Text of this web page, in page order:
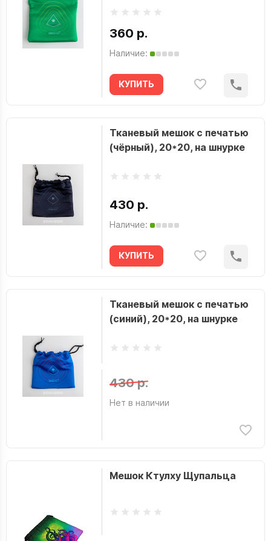
360 р.
Наличие:
КУПИТЬ
Тканевый мешок с печатью
(чёрный), 20*20, на шнурке
430 р.
Наличие:
КУПИТЬ
Тканевый мешок с печатью
(синий), 20*20, на шнурке
430 р.
Нет в наличии
Мешок Ктулху Щупальца